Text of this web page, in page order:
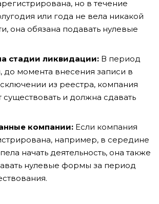
но в течение
или года не вела никакой
она обязана подавать нулевые
стадии ликвидации: В период
до момента внесения записи в
из реестра, компания
и должна сдавать
компании: Если компания
например, в середине
начать деятельность, она также
нулевые формы за период